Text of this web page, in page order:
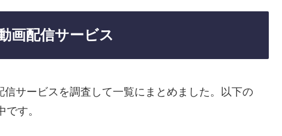
画配信サービス
サービスを調査して一覧にまとめました。以下の
す。